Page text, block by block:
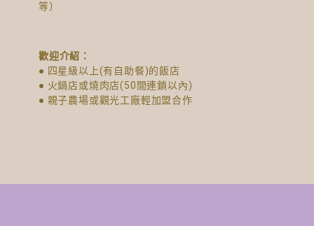
等）
歡迎介紹：
● 四星級以上(有自助餐)的飯店
● 火鍋店或燒肉店(50間連鎖以內)
● 親子農場或觀光工廠輕加盟合作